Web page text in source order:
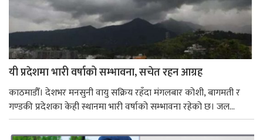
यी प्रदेशमा भारी वर्षाको सम्भावना, सचेत रहन आग्रह
काठमाडौँ। देशभर मनसुनी वायु सक्रिय रहँदा मंगलबार कोशी, बागमती र
गण्डकी प्रदेशका केही स्थानमा भारी वर्षाको सम्भावना रहेको छ। जल...